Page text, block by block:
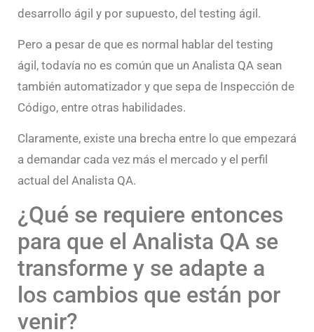
desarrollo ágil y por supuesto, del testing ágil.
Pero a pesar de que es normal hablar del testing
ágil, todavía no es común que un Analista QA sean
también automatizador y que sepa de Inspección de
Código, entre otras habilidades.
Claramente, existe una brecha entre lo que empezará
a demandar cada vez más el mercado y el perfil
actual del Analista QA.
¿Qué se requiere entonces
para que el Analista QA se
transforme y se adapte a
los cambios que están por
venir?